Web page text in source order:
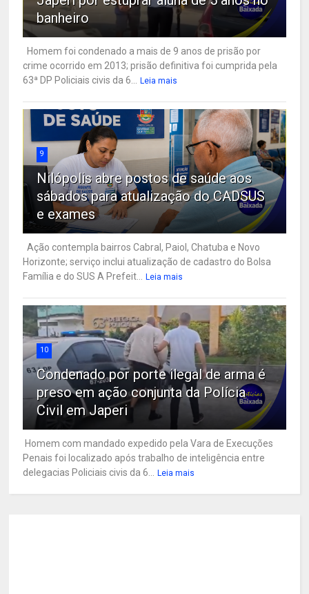
banheiro
Homem foi condenado a mais de 9 anos de prisão por
crime ocorrido em 2013; prisão definitiva foi cumprida pela
63ª DP Policiais civis da 6...
Leia mais
9
Nilópolis abre postos de saúde aos
sábados para atualização do CADSUS
e exames
Ação contempla bairros Cabral, Paiol, Chatuba e Novo
Horizonte; serviço inclui atualização de cadastro do Bolsa
Família e do SUS A Prefeit...
Leia mais
10
Condenado por porte ilegal de arma é
preso em ação conjunta da Polícia
Civil em Japeri
Homem com mandado expedido pela Vara de Execuções
Penais foi localizado após trabalho de inteligência entre
delegacias Policiais civis da 6...
Leia mais